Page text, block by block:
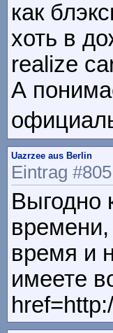
как
хоть в
realize
А
Uazrzee aus Berlin
Eintrag
Выгодно
время и
имеете